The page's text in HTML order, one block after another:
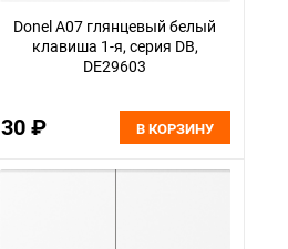
Donel A07 глянцевый белый
клавиша 1-я, серия DB,
DE29603
30 ₽ В КОРЗИНУ